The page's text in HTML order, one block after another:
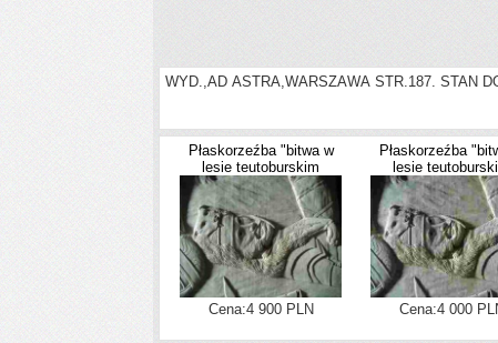
WYD.,AD ASTRA,WARSZAWA STR.187. STAN
Płaskorzeźba "bitwa w
lesie teutoburskim
Cena:4 900 PLN
Płaskorzeźba
lesie
Cena:4 000